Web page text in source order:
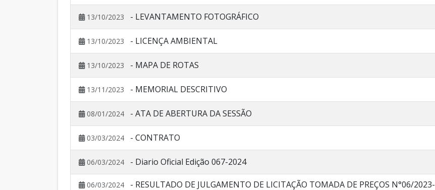
13/10/2023 - LEVANTAMENTO FOTOGRÁFICO
13/10/2023 - LICENÇA AMBIENTAL
13/10/2023 - MAPA DE ROTAS
13/11/2023 - MEMORIAL DESCRITIVO
08/01/2024 - ATA DE ABERTURA DA SESSÃO
03/03/2024 - CONTRATO
06/03/2024 - Diario Oficial Edição 067-2024
06/03/2024
- RESULTADO DE JULGAMENTO DE LICITAÇÃO TOMADA DE PREÇOS N°06/2023-